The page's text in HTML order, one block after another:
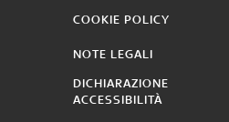
COOKIE POLICY
NOTE LEGALI
DICHIARAZIONE
ACCESSIBILITÀ